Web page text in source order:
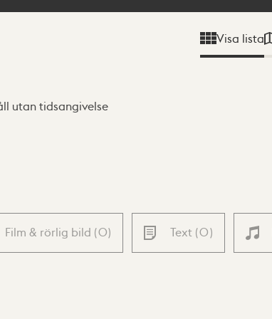
Visa lista
utan tidsangivelse
Film & rörlig bild (0) Text (0)